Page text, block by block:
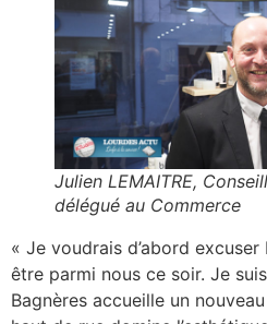
Julien LEMAITRE,
délégué au Commerce
« Je voudrais d’abord excuser
être parmi nous ce soir. Je
Bagnères accueille un